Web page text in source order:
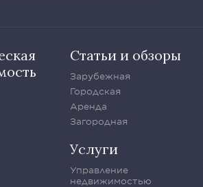
Статьи и обзоры
Зарубежная
Городская
Аренда
Загородная
Услуги
Управление
недвижимостью